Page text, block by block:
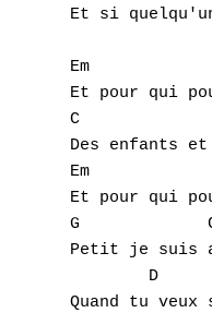
Et si
Em
Et pour qui
C
Des enfants
Em
Et pour qui
G
Petit je suis
        D
Quand tu veux